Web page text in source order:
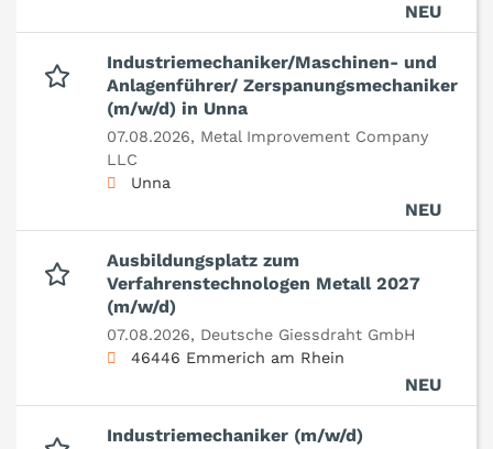
NEU
Industriemechaniker/Maschinen- und
Anlagenführer/ Zerspanungsmechaniker
(m/w/d) in Unna
07.08.2026, Metal Improvement Company
LLC
Unna
NEU
Ausbildungsplatz zum
Verfahrenstechnologen Metall 2027
(m/w/d)
07.08.2026, Deutsche Giessdraht GmbH
46446 Emmerich am Rhein
NEU
Industriemechaniker (m/w/d)